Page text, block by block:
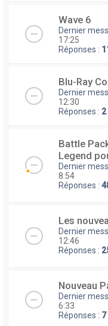
Wave 6
Dernier
17:25
Réponses : 11
Blu-Ray
Dernier
12:30
Réponses : 2
Battle
Legend
Dernier
8:54
Réponses :
Les
Dernier
12:46
Réponses :
Nouveau
Dernier
6:33
Réponses : 7